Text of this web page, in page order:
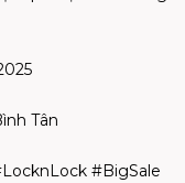
Tân​
#BigSale​